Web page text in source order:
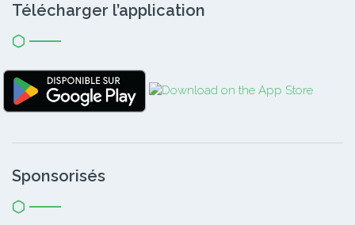
Télécharger l’application
Sponsorisés